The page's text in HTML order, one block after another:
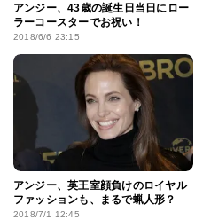
アンジー、43歳の誕生日当日にロー
ラーコースターでお祝い！
2018/6/6 23:15
アンジー、英王室顔負けのロイヤル
ファッションも、まるで蝋人形？
2018/7/1 12:45